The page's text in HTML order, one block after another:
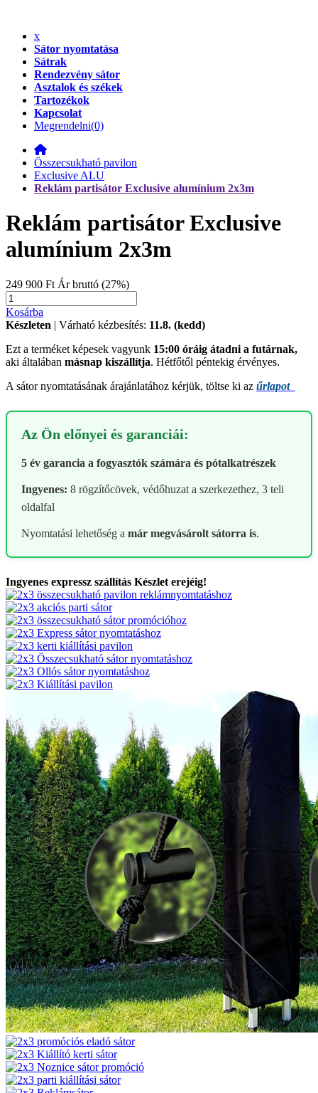
x
Sátor nyomtatása
Sátrak
Rendezvény sátor
Asztalok és székek
Tartozékok
Kapcsolat
Megrendelni(0)
Összecsukható pavilon
Exclusive ALU
Reklám partisátor Exclusive alumínium 2x3m
Reklám partisátor Exclusive
alumínium 2x3m
249 900 Ft Ár bruttó (27%)
Kosárba
Készleten | Várható kézbesítés: 11.8. (kedd)
Ezt a terméket képesek vagyunk 15:00 óráig átadni a futárnak,
aki általában másnap kiszállítja. Hétfőtől péntekig érvényes.
A sátor nyomtatásának árajánlatához kérjük, töltse ki az űrlapot
Az Ön előnyei és garanciái:
5 év garancia a fogyasztók számára és pótalkatrészek
Ingyenes: 8 rögzítőcövek, védőhuzat a szerkezethez, 3 teli
oldalfal
Nyomtatási lehetőség a már megvásárolt sátorra is.
Ingyenes expressz szállítás Készlet erejéig!